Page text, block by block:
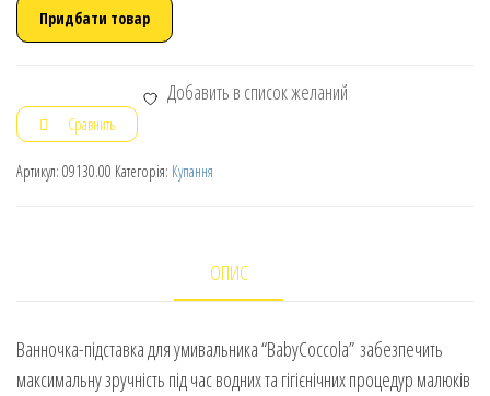
Придбати товар
Добавить в список желаний
Сравнить
Артикул: 09130.00 Категорія: Купання
ОПИС
Ванночка-підставка для умивальника “BabyCoccola” забезпечить
максимальну зручність під час водних та гігієнічних процедур малюків